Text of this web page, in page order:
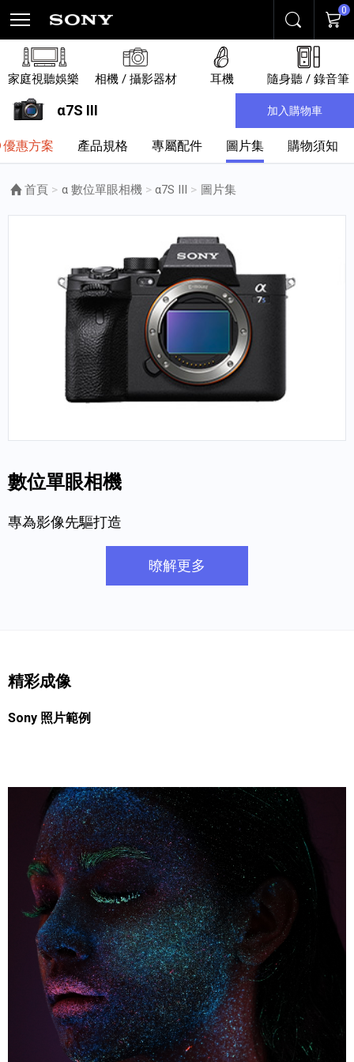
搜尋 購物
0
家庭視聽娛樂 相機 / 攝影器材 耳機 隨身聽 / 錄音筆
α7S III 加入購物車
優惠方案 產品規格 專屬配件 圖片集 購物須知
首頁 α 數位單眼相機 α7S III 目前頁面：
圖片集
數位單眼相機
專為影像先驅打造
暸解更多
精彩成像
Sony 照片範例